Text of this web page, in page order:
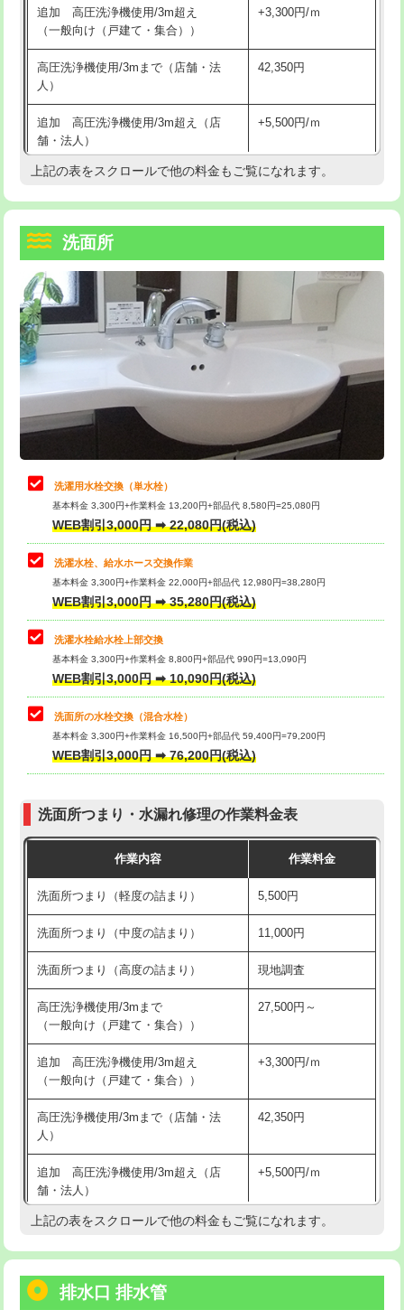
マス交換（深さ50㎝以上） 66,000円
コンクリート斫り（厚さ10㎝まで） 27,500円
コンクリート斫り（厚さ10㎝超え）
モルタル補修（厚さ10㎝まで）
モルタル補修（厚さ10㎝超え） 38,500円
洗面台設置 38,500円
追加人工
廃棄・処分 現場見積
※給水管工事は20mmまでの価格です。
持込商品取付（混合水栓） 16,500円
給水管工事※（ホール加工)
給水管工事※（バンド止め) 3,300円
給水管工事※（支持金具設置) 5,500円
給水管工事※（保温材使用（バンド止
め込み）)
5,500円
給水管工事※（土の掘削・埋め戻し作
業)
11,000円
給水管工事※（塩ビ管（VP・HI）使
用/3ｍまで)
33,000円
給水管工事※（塩ビ管（VP・HI）使
用（追加）/3ｍ超え)
給水管工事※（ライニング鋼管・銅
管・ポリ管・HT管使用/3ｍまで)
44,000円
給水管工事※（ライニング鋼管・銅
管・ポリ管・HT管使用/3ｍ超え)
排水管工事（土の掘削・埋め戻し作
業）
排水管工事（排水管工事/3ｍまで） 55,000円
排水管工事（追加 排水管工事/3ｍ超
え）
マス交換（土の掘削・埋め戻し作業）
マス交換（深さ50㎝未満）
マス交換（深さ50㎝以上）
モルタル補修（厚さ10㎝まで） 27,500円
モルタル補修（厚さ10㎝超え） 38,500円
洗面台設置 38,500円
バスタブ設置 現場見積
追加人工 16,500円
廃棄・処分
※給水管工事は20mmまでの価格です。
追加 高圧洗浄機使用/3m超え
（一般向け（戸建て・集合））
+3,300円/ｍ
高圧洗浄機使用/3mまで（店舗・法
人）
42,350円
追加 高圧洗浄機使用/3m超え（店
舗・法人）
+5,500円/ｍ
高度高圧洗浄換 現地調査
トーラー機使用/3mまで
追加トーラー機使用/3m超え +3,300円
カメラ調査 33,000円
桝清掃
止水・漏水調査・防水処理・清掃・修
理・調整・分解・加工など（軽作業）
11,000円
止水・漏水調査・防水処理・清掃・修
理・調整・分解・加工など（中作業）
22,000円
止水・漏水調査・防水処理・清掃・修
理・調整・分解・加工など（重作業）
33,000円
キッチンタンク脱着
その他部品の脱着
交換・取付（タンク）
交換・取付(単水栓（壁付・デッキ
式）)
交換・取付(混合水栓（壁付・デッキ
式・ワンホール）)
16,500円+材料費
（P/S/ポップアップ））
交換・取付（その他部品） 11,000円+材料費
持込商品取付（単水栓） 13,200円
持込商品取付（混合水栓） 16,500円
持込商品取付（浄水器・分岐水栓） 16,500円
給水管工事※（ホール加工) 16,500円
給水管工事※（バンド止め)
給水管工事※（支持金具設置) 5,500円
給水管工事※（保温材使用（バンド止
め込み）)
5,500円
給水管工事※（土の掘削・埋め戻し作
業)
11,000円
給水管工事※（塩ビ管（VP・HI）使
用/3ｍまで)
用（追加）/3ｍ超え)
上記の表をスクロールで他の料金もご覧になれます。
洗面所
洗濯用水栓交換（単水栓）
基本料金 3,300円+作業料金 13,200円+部品代 8,580円=25,080円
WEB割引3,000円 ➡ 22,080円(税込)
洗濯水栓、給水ホース交換作業
基本料金 3,300円+作業料金 22,000円+部品代 12,980円=38,280円
WEB割引3,000円 ➡ 35,280円(税込)
洗濯水栓給水栓上部交換
基本料金 3,300円+作業料金 8,800円+部品代 990円=13,090円
WEB割引3,000円 ➡ 10,090円(税込)
洗面所の水栓交換（混合水栓）
基本料金 3,300円+作業料金 16,500円+部品代 59,400円=79,200円
WEB割引3,000円 ➡ 76,200円(税込)
洗面所つまり・水漏れ修理の作業料金表
作業内容 作業料金
洗面所つまり（軽度の詰まり） 5,500円
洗面所つまり（中度の詰まり） 11,000円
洗面所つまり（高度の詰まり） 現地調査
高圧洗浄機使用/3mまで
（一般向け（戸建て・集合））
27,500円～
追加 高圧洗浄機使用/3m超え
（一般向け（戸建て・集合））
+3,300円/ｍ
高圧洗浄機使用/3mまで（店舗・法
人）
42,350円
追加 高圧洗浄機使用/3m超え（店
舗・法人）
+5,500円/ｍ
高度高圧洗浄換 現地調査
トーラー機使用/3mまで
上記の表をスクロールで他の料金もご覧になれます。
排水口 排水管